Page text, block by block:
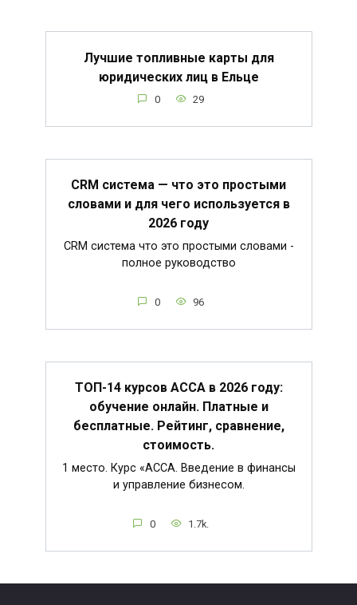
Лучшие топливные карты для
юридических лиц в Ельце
0 29
CRM система — что это простыми
словами и для чего используется в
2026 году
CRM система что это простыми словами -
полное руководство
0 96
ТОП-14 курсов ACCA в 2026 году:
обучение онлайн. Платные и
бесплатные. Рейтинг, сравнение,
стоимость.
1 место. Курс «ACCA. Введение в финансы
и управление бизнесом.
0 1.7k.